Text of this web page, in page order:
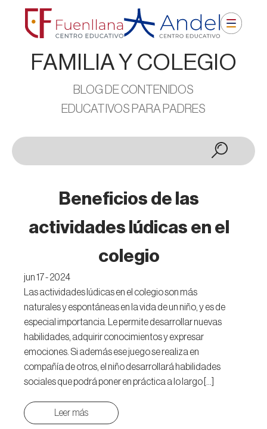
FAMILIA Y COLEGIO
BLOG DE CONTENIDOS
EDUCATIVOS PARA PADRES
Beneficios de las
actividades lúdicas en el
colegio
jun 17 - 2024
Las actividades lúdicas en el colegio son más
naturales y espontáneas en la vida de un niño, y es de
especial importancia. Le permite desarrollar nuevas
habilidades, adquirir conocimientos y expresar
emociones. Si además ese juego se realiza en
compañía de otros, el niño desarrollará habilidades
sociales que podrá poner en práctica a lo largo […]
Leer más